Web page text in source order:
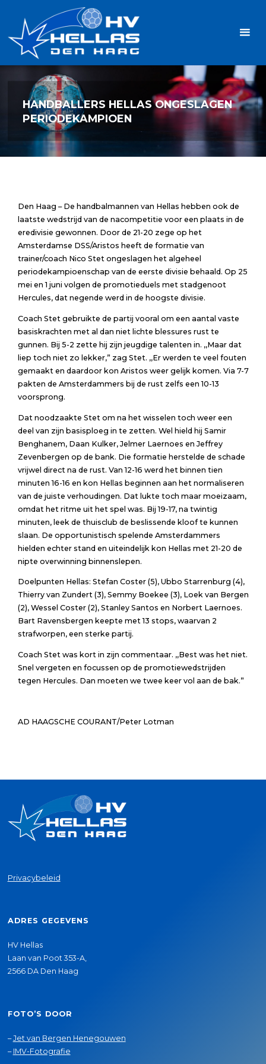
inhoud
HANDBALLERS HELLAS ONGESLAGEN
PERIODEKAMPIOEN
Den Haag – De handbalmannen van Hellas hebben ook de
laatste wedstrijd van de nacompetitie voor een plaats in de
eredivisie gewonnen. Door de 21-20 zege op het
Amsterdamse DSS/Aristos heeft de formatie van
trainer/coach Nico Stet ongeslagen het algeheel
periodekampioenschap van de eerste divisie behaald. Op 25
mei en 1 juni volgen de promotieduels met stadgenoot
Hercules, dat negende werd in de hoogste divisie.
Coach Stet gebruikte de partij vooral om een aantal vaste
basiskrachten met al dan niet lichte blessures rust te
gunnen. Bij 5-2 zette hij zijn jeugdige talenten in. ,,Maar dat
liep toch niet zo lekker,” zag Stet. ,,Er werden te veel fouten
gemaakt en daardoor kon Aristos weer gelijk komen. Via 7-7
pakten de Amsterdammers bij de rust zelfs een 10-13
voorsprong.
Dat noodzaakte Stet om na het wisselen toch weer een
deel van zijn basisploeg in te zetten. Wel hield hij Samir
Benghanem, Daan Kulker, Jelmer Laernoes en Jeffrey
Zevenbergen op de bank. Die formatie herstelde de schade
vrijwel direct na de rust. Van 12-16 werd het binnen tien
minuten 16-16 en kon Hellas beginnen aan het normaliseren
van de juiste verhoudingen. Dat lukte toch maar moeizaam,
omdat het ritme uit het spel was. Bij 19-17, na twintig
minuten, leek de thuisclub de beslissende kloof te kunnen
slaan. De opportunistisch spelende Amsterdammers
hielden echter stand en uiteindelijk kon Hellas met 21-20 de
nipte overwinning binnenslepen.
Doelpunten Hellas: Stefan Coster (5), Ubbo Starrenburg (4),
Thierry van Zundert (3), Semmy Boekee (3), Loek van Bergen
(2), Wessel Coster (2), Stanley Santos en Norbert Laernoes.
Bart Ravensbergen keepte met 13 stops, waarvan 2
strafworpen, een sterke partij.
Coach Stet was kort in zijn commentaar. ,,Best was het niet.
Snel vergeten en focussen op de promotiewedstrijden
tegen Hercules. Dan moeten we twee keer vol aan de bak.”
AD HAAGSCHE COURANT/Peter Lotman
Privacybeleid
ADRES GEGEVENS
HV Hellas
Laan van Poot 353-A,
2566 DA Den Haag
FOTO’S DOOR
–Jet van Bergen Henegouwen
– IMV-Fotografie